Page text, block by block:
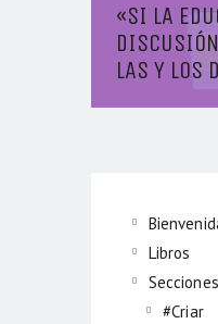
«SI LA
LAS Y LOS
Libros
Secciones
#Criar